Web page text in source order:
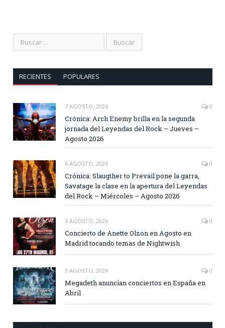
RECIENTES POPULARES
7 AGOSTO, 2026 0
Crónica: Arch Enemy brilla en la segunda
jornada del Leyendas del Rock – Jueves –
Agosto 2026
6 AGOSTO, 2026 0
Crónica: Slaugther to Prevail pone la garra,
Savatage la clase en la apertura del Leyendas
del Rock – Miércoles – Agosto 2026
3 AGOSTO, 2026 0
Concierto de Anette Olzon en Agosto en
Madrid tocando temas de Nightwish
3 AGOSTO, 2026 0
Megadeth anuncian conciertos en España en
Abril